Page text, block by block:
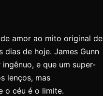
amor ao mito original de
dias de hoje. James Gunn
e que um super-
lenços, mas
o céu é o limite.